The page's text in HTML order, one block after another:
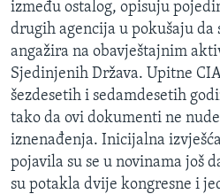
Learning English
PRATITE NAS
Jezici
između ostalog, opisuju
drugih agencija u pokušaju da
angažira na obavještajnim
Sjedinjenih Država. Upitne
šezdesetih i sedamdesetih
tako da ovi dokumenti ne
iznenađenja. Inicijalna
pojavila su se u novinama još
su potakla dvije kongresne i